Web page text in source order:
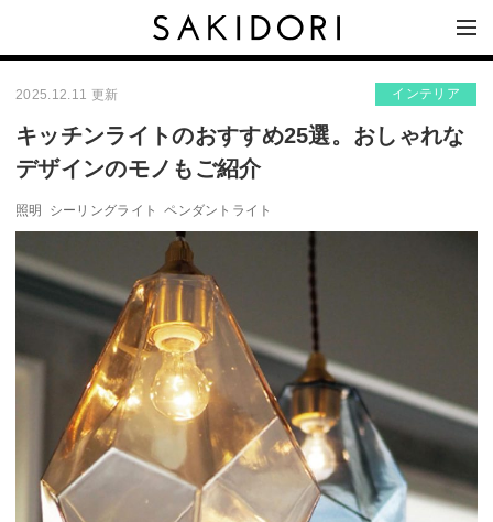
2025.12.11 更新 インテリア
キッチンライトのおすすめ25選。おしゃれな
デザインのモノもご紹介
照明 シーリングライト ペンダントライト